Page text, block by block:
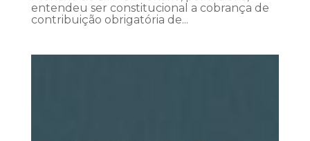
entendeu ser constitucional a cobrança de
contribuição obrigatória de...